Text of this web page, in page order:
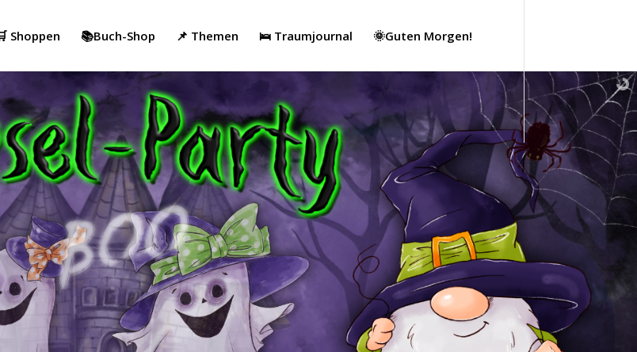
Shoppen 📚Buch-Shop 📌 Themen 🛌 Traumjournal 🌞Guten Morgen!